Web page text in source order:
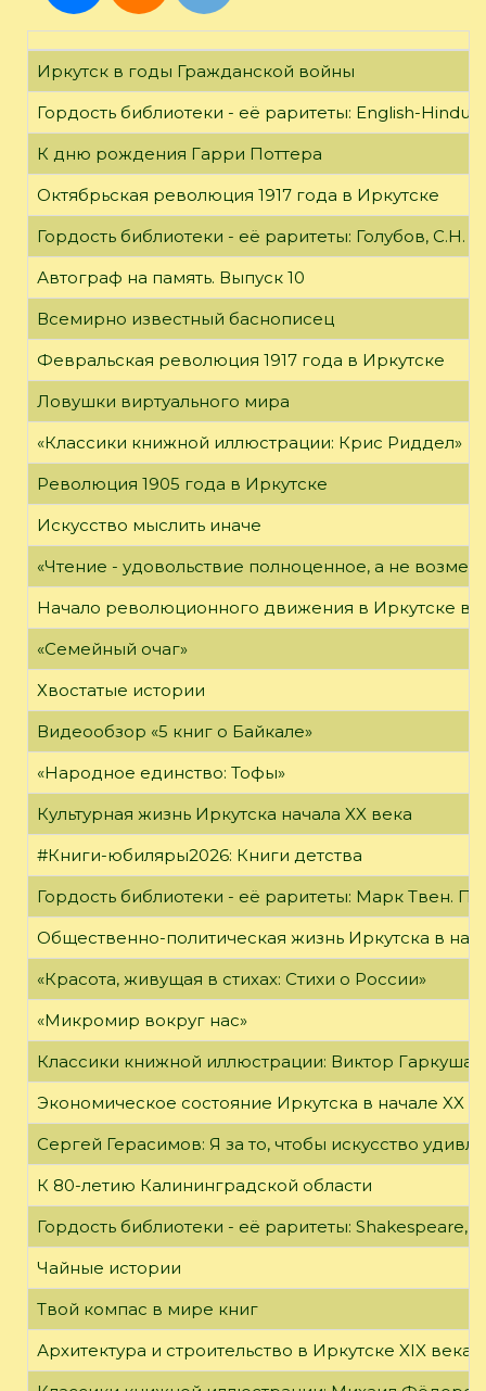
Иркутск в годы Гражданской войны
Гордость библиотеки - её раритеты: English-
К дню рождения Гарри Поттера
Октябрьская революция 1917 года в Иркутске
Гордость библиотеки - её раритеты: Голубов, С.Н.
Автограф на память. Выпуск 10
Всемирно известный баснописец
Февральская революция 1917 года в Иркутске
Ловушки виртуального мира
«Классики книжной иллюстрации: Крис Риддел»
Революция 1905 года в Иркутске
Искусство мыслить иначе
«Чтение - удовольствие полноценное, а не
Начало революционного движения в Иркутске в
«Семейный очаг»
Хвостатые истории
Видеообзор «5 книг о Байкале»
«Народное единство: Тофы»
Культурная жизнь Иркутска начала XX века
#Книги-юбиляры2026: Книги детства
Гордость библиотеки - её раритеты: Марк Твен.
Общественно-политическая жизнь Иркутска в
«Красота, живущая в стихах: Стихи о России»
«Микромир вокруг нас»
Классики книжной иллюстрации: Виктор Гаркуша
Экономическое состояние Иркутска в начале XX
Сергей Герасимов: Я за то, чтобы искусство
К 80-летию Калининградской области
Гордость библиотеки - её раритеты: Shakespeare,
Чайные истории
Твой компас в мире книг
Архитектура и строительство в Иркутске XIX века